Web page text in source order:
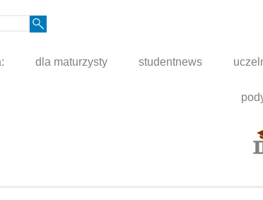
dla maturzysty studentnews